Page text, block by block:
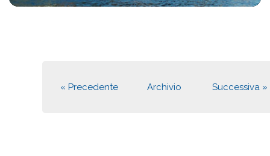
« Precedente Archivio Successiva »